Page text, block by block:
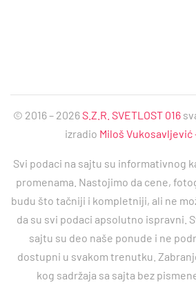
© 2016 – 2026S.Z.R. SVETLOST 016
izradio Miloš Vukosavljević
Svi podaci na sajtu su informativnog
promenama. Nastojimo da cene,
budu što tačniji i kompletniji, ali ne
da su svi podaci apsolutno ispravni.
sajtu su deo naše ponude i ne
dostupni u svakom trenutku.
kog sadržaja sa sajta bez